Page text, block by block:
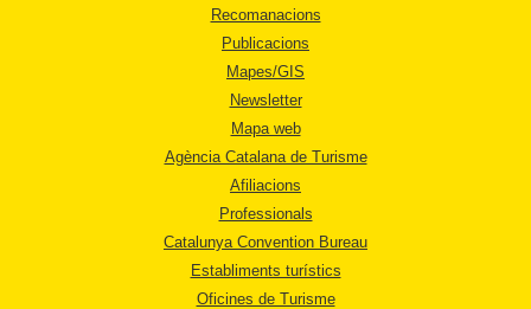
Recomanacions
Publicacions
Mapes/GIS
Newsletter
Mapa web
Agència Catalana de Turisme
Afiliacions
Professionals
Catalunya Convention Bureau
Establiments turístics
Oficines de Turisme